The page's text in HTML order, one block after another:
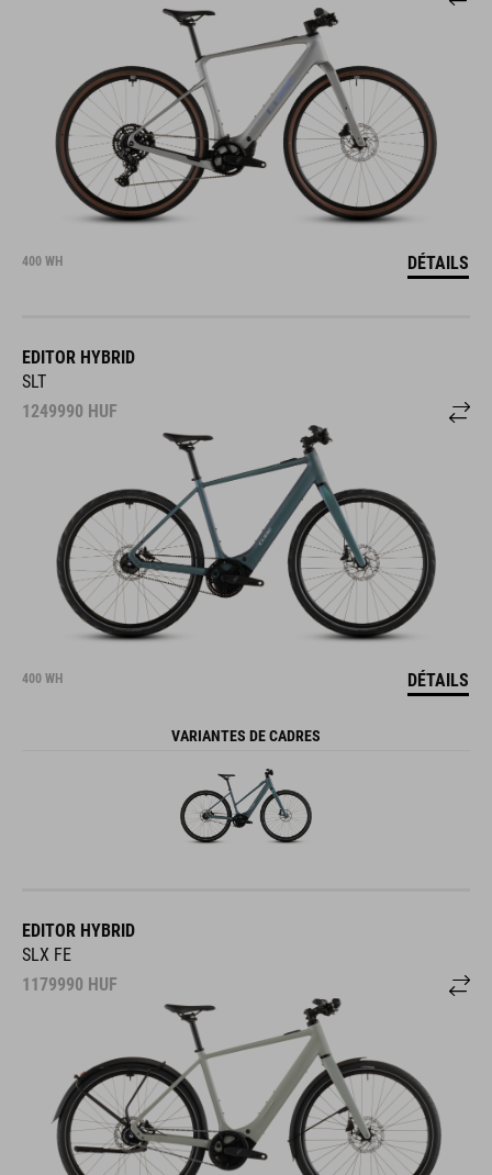
400 WH DÉTAILS
EDITOR HYBRID
SLT
1249990 HUF
400 WH DÉTAILS
VARIANTES DE CADRES
EDITOR HYBRID
SLX FE
1179990 HUF